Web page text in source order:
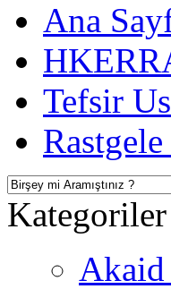
Ana
Tefsir
Kategoriler